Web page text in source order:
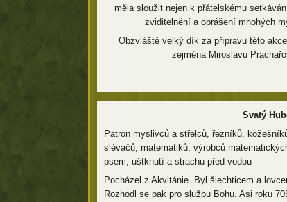
měla sloužit nejen k přátelskému
zviditelnění a oprášení mnohých
Obzvláště velký dík za přípravu této
zejména Miroslavu
Svatý
Patron myslivců a střelců, řezníků,
slévačů, matematiků, výrobců
psem, uštknutí a strachu před vodou
Pocházel z Akvitánie. Byl šlechticem a
Rozhodl se pak pro službu Bohu. Asi roku